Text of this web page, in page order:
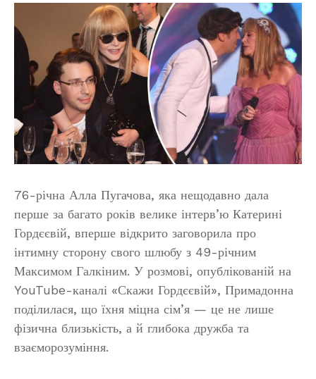
76-річна Алла Пугачова, яка нещодавно дала
перше за багато років велике інтерв’ю Катерині
Гордєєвій, вперше відкрито заговорила про
інтимну сторону свого шлюбу з 49-річним
Максимом Галкіним. У розмові, опублікованій на
YouTube-каналі «Скажи Гордєєвій», Примадонна
поділилася, що їхня міцна сім’я — це не лише
фізична близькість, а й глибока дружба та
взаєморозуміння.